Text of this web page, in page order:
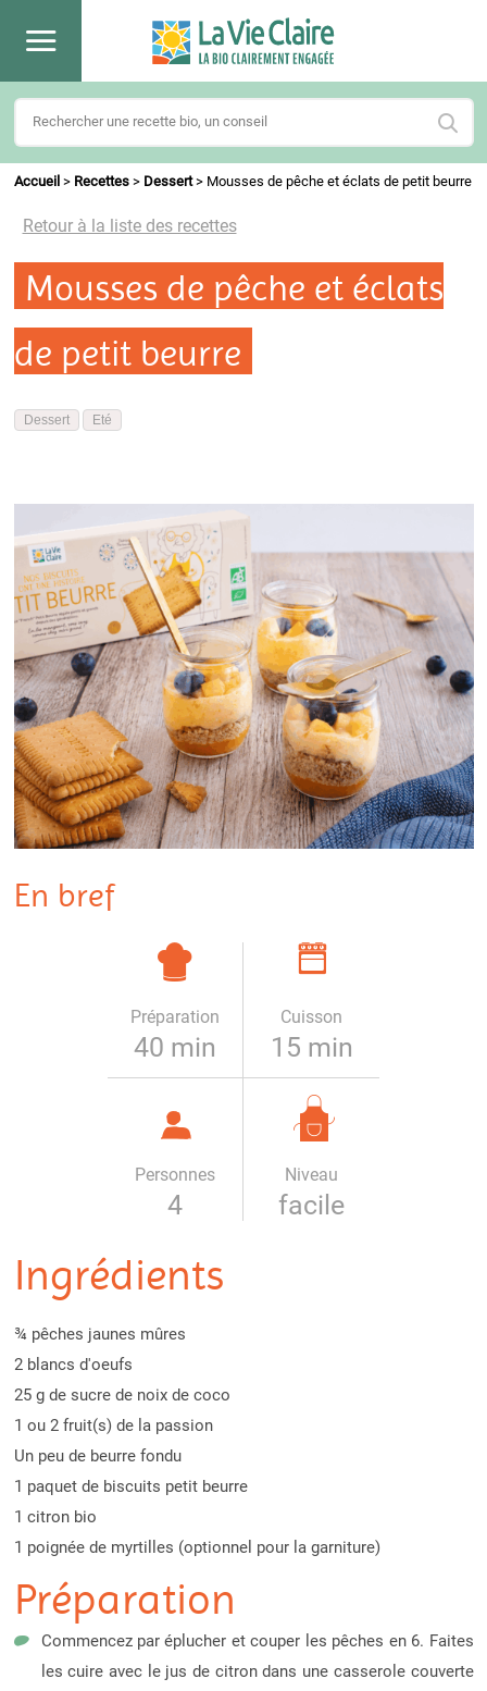
Accueil > Recettes> Dessert> Mousses de pêche et éclats de petit beurre
Retour à la liste des recettes
Mousses de pêche et éclats
de petit beurre
Dessert Eté
En bref
Préparation
40 min
Cuisson
15 min
Personnes
4
Niveau
facile
Ingrédients
¾ pêches jaunes mûres
2 blancs d'oeufs
25 g de sucre de noix de coco
1 ou 2 fruit(s) de la passion
Un peu de beurre fondu
1 paquet de biscuits petit beurre
1 citron bio
1 poignée de myrtilles (optionnel pour la garniture)
Préparation
Commencez par éplucher et couper les pêches en 6. Faites
les cuire avec le jus de citron dans une casserole couverte